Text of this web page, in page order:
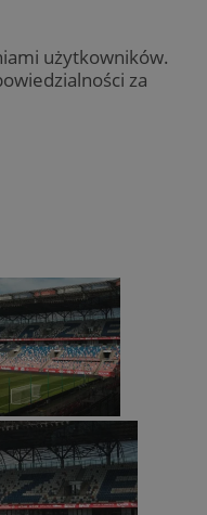
użytkowników.
za